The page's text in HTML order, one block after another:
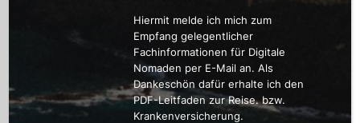
Hiermit melde ich mich zum
Empfang gelegentlicher
Fachinformationen für Digitale
Nomaden per E-Mail an. Als
Dankeschön dafür erhalte ich den
PDF-Leitfaden zur Reise. bzw.
Krankenversicherung.